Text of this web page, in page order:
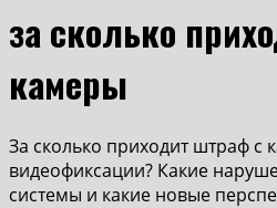
за сколько
камеры
За сколько приходит штраф с
видеофиксации? Какие
системы и какие новые